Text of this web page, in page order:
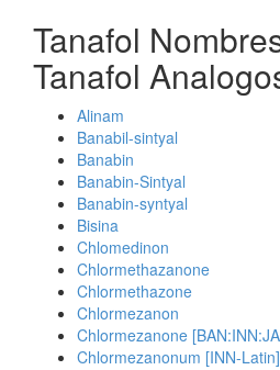
Tanafol
Tanafol
Alinam
Banabil-sintyal
Banabin
Banabin-Sintyal
Banabin-syntyal
Bisina
Chlomedinon
Chlormethazanone
Chlormethazone
Chlormezanon
Chlormezanone
Chlormezanonum [INN-Latin]